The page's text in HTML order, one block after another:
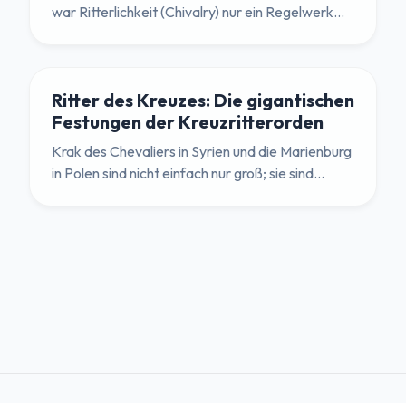
war Ritterlichkeit (Chivalry) nur ein Regelwerk
Ritter des Kreuzes: Die gigantischen
Festungen der Kreuzritterorden
Krak des Chevaliers in Syrien und die Marienburg
in Polen sind nicht einfach nur groß; sie sind